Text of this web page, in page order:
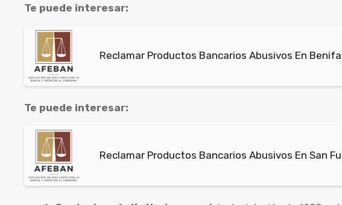
Te puede interesar:
Reclamar Productos Bancarios Abusivos En
Te puede interesar:
Reclamar Productos Bancarios Abusivos En San